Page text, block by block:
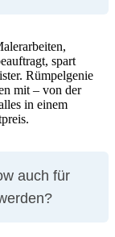
spart
Rümpelgenie
mit – von der
in einem
auch für